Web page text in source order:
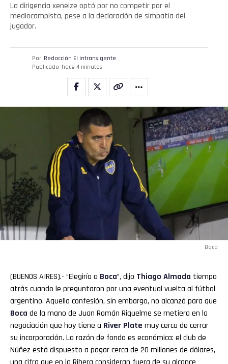
La dirigencia xeneize optó por no competir por el
mediocampista, pese a la declaración de simpatía del
jugador.
Por Redacción El intransigente
Publicado hace 4 minutos
Boca
(BUENOS AIRES).- “Elegiría a Boca”, dijo Thiago Almada tiempo
atrás cuando le preguntaron por una eventual vuelta al fútbol
argentino. Aquella confesión, sin embargo, no alcanzó para que
Boca de la mano de Juan Román Riquelme se metiera en la
negociación que hoy tiene a River Plate muy cerca de cerrar
su incorporación. La razón de fondo es económica: el club de
Núñez está dispuesto a pagar cerca de 20 millones de dólares,
Reddit
Whatsapp
Email